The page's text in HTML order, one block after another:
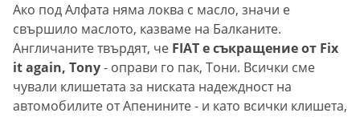
Ако под Алфата няма локва с масло, значи е
свършило маслото, казваме на Балканите.
Англичаните твърдят, че FIAT е съкращение от Fix
it again, Tony- оправи го пак, Тони. Всички сме
чували клишетата за ниската надеждност на
автомобилите от Апенините - и като всички клишета,